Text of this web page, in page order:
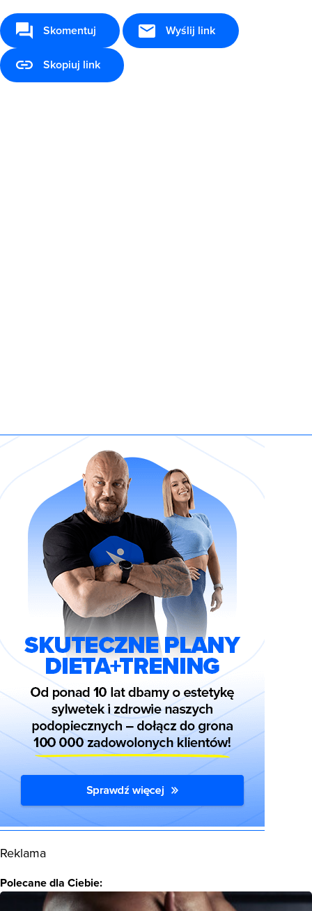
Skomentuj Wyślij link
Skopiuj link
Reklama
Polecane dla Ciebie: